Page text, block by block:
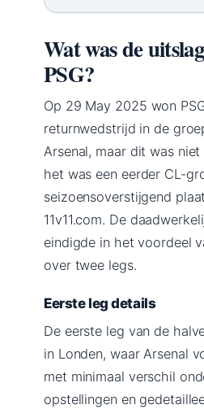
Wat was de
PSG?
Op 29 May 2025 won
returnwedstrijd in de
Arsenal, maar dit was
het was een eerder CL-
seizoensoverstijgend
11v11.com. De
eindigde in het voordeel
over twee legs.
Eerste leg details
De eerste leg van de
in Londen, waar Arsenal
met minimaal verschil
opstellingen en